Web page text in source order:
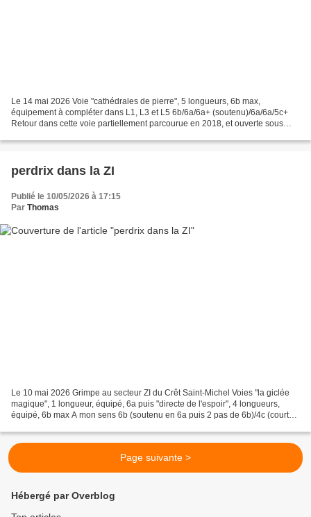
Le 14 mai 2026 Voie "cathédrales de pierre", 5 longueurs, 6b max,
équipement à compléter dans L1, L3 et L5 6b/6a/6a+ (soutenu)/6a/6a/5c+
Retour dans cette voie partiellement parcourue en 2018, et ouverte sous
perdrix dans la ZI
Publié le 10/05/2026 à 17:15
Par Thomas
Le 10 mai 2026 Grimpe au secteur ZI du Crêt Saint-Michel Voies "la giclée
magique", 1 longueur, équipé, 6a puis "directe de l'espoir", 4 longueurs,
équipé, 6b max A mon sens 6b (soutenu en 6a puis 2 pas de 6b)/4c (courte
Page suivante >
Hébergé par Overblog